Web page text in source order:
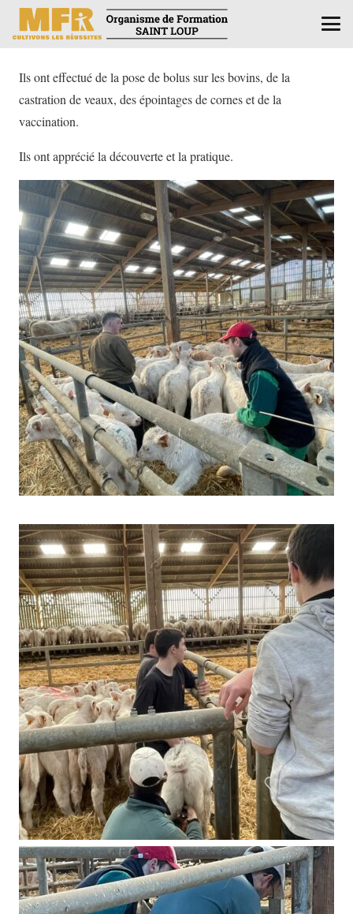
Ils ont effectué de la pose de bolus sur les bovins, de la
castration de veaux, des épointages de cornes et de la
vaccination.
Ils ont apprécié la découverte et la pratique.